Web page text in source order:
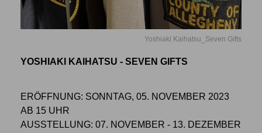
Yoshiaki Kaihatsu_Seven Gifts
YOSHIAKI KAIHATSU - SEVEN GIFTS
ERÖFFNUNG: SONNTAG, 05. NOVEMBER 2023
AB 15 UHR
AUSSTELLUNG: 07. NOVEMBER - 13. DEZEMBER